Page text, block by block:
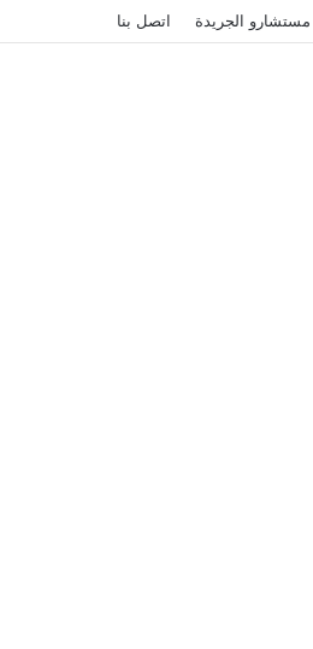
مستشارو الجريدة اتصل بنا